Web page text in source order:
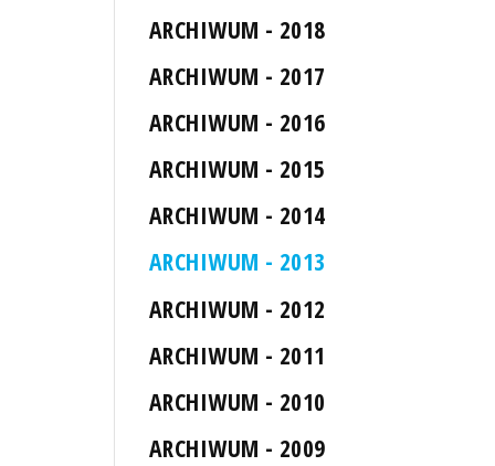
ARCHIWUM - 2018
ARCHIWUM - 2017
ARCHIWUM - 2016
ARCHIWUM - 2015
ARCHIWUM - 2014
ARCHIWUM - 2013
ARCHIWUM - 2012
ARCHIWUM - 2011
ARCHIWUM - 2010
ARCHIWUM - 2009